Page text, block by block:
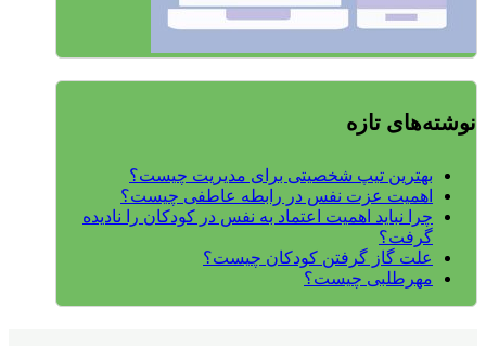
نوشته‌های تازه
بهترین تیپ شخصیتی برای مدیریت چیست؟
اهمیت عزت نفس در رابطه عاطفی چیست؟
چرا نباید اهمیت اعتماد به نفس در کودکان را نادیده
گرفت؟
علت گاز گرفتن کودکان چیست؟
مهرطلبی چیست؟